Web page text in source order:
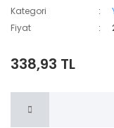
Kategori
Fiyat
338,93 TL